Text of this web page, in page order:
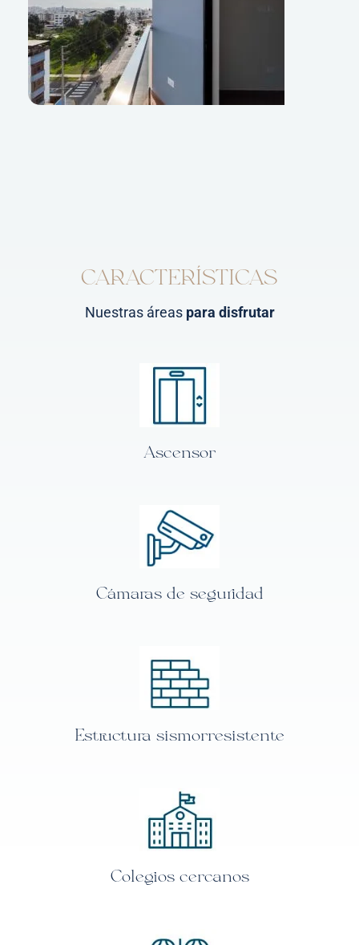
CARACTERÍSTICAS
Nuestras áreas para disfrutar
Ascensor
Cámaras de seguridad
Estructura sismorresistente
Colegios cercanos